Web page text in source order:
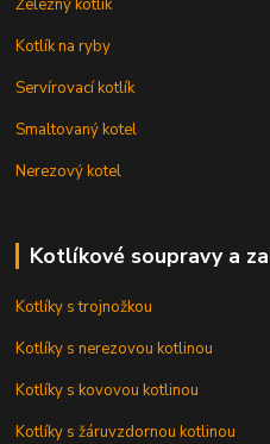
Železný kotlík
Kotlík na ryby
Servírovací kotlík
Smaltovaný kotel
Nerezový kotel
Kotlíkové soupravy a
Kotlíky s trojnožkou
Kotlíky s nerezovou kotlinou
Kotlíky s kovovou kotlinou
Kotlíky s žáruvzdornou kotlinou